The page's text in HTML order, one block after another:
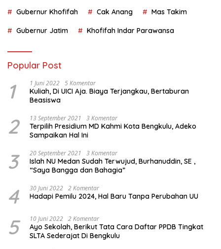
Gubernur Khofifah Cak Anang Mas Takim
Gubernur Jatim Khofifah Indar Parawansa
Popular Post
1 1 Juni 2022 5 Komentar
Kuliah, Di UICI Aja. Biaya Terjangkau, Bertaburan
Beasiswa
2 13 September 2021 3 Komentar
Terpilih Presidium MD Kahmi Kota Bengkulu, Adeko
Sampaikan Hal Ini
3 20 September 2021 3 Komentar
Islah NU Medan Sudah Terwujud, Burhanuddin, SE ,
“Saya Bangga dan Bahagia”
4 30 Juni 2022 2 Komentar
Hadapi Pemilu 2024, Hal Baru Tanpa Perubahan UU
5 10 Juni 2022 2 Komentar
Ayo Sekolah, Berikut Tata Cara Daftar PPDB Tingkat
SLTA Sederajat Di Bengkulu